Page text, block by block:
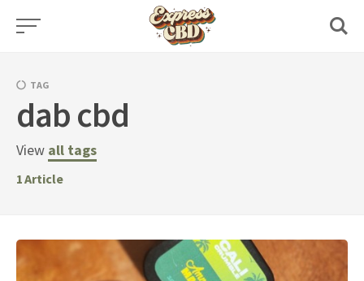
Skip
TAG
dab cbd
View all tags
1Article